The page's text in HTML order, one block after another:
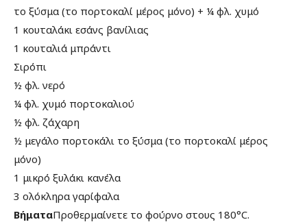
το ξύσμα (το πορτοκαλί μέρος μόνο) + ¼ φλ. χυμό
1 κουταλάκι εσάνς βανίλιας
1 κουταλιά μπράντι
Σιρόπι
½ φλ. νερό
¼ φλ. χυμό πορτοκαλιού
½ φλ. ζάχαρη
½ μεγάλο πορτοκάλι το ξύσμα (το πορτοκαλί μέρος
μόνο)
1 μικρό ξυλάκι κανέλα
3 ολόκληρα γαρίφαλα
ΒήματαΠροθερμαίνετε το φούρνο στους 180°C.